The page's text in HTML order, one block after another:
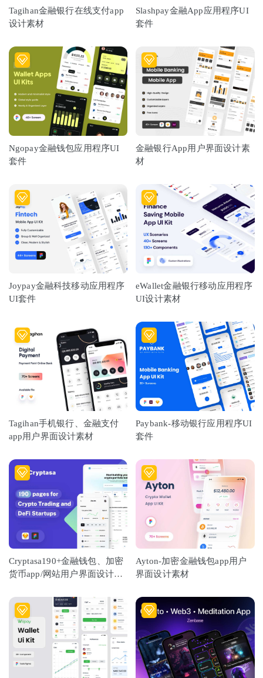
Tagihan金融银行在线支付app
设计素材
Slashpay金融App应用程序UI
套件
Ngopay金融钱包应用程序UI
套件
金融银行App用户界面设计素
材
Joypay金融科技移动应用程序
UI套件
eWallet金融银行移动应用程序
UI设计素材
Tagihan手机银行、金融支付
app用户界面设计素材
Paybank-移动银行应用程序UI
套件
Cryptasa190+金融钱包、加密
货币app/网站用户界面设计UI
Ayton-加密金融钱包app用户
界面设计素材